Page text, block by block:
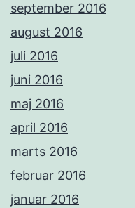
september 2016
august 2016
juli 2016
juni 2016
maj 2016
april 2016
marts 2016
februar 2016
januar 2016